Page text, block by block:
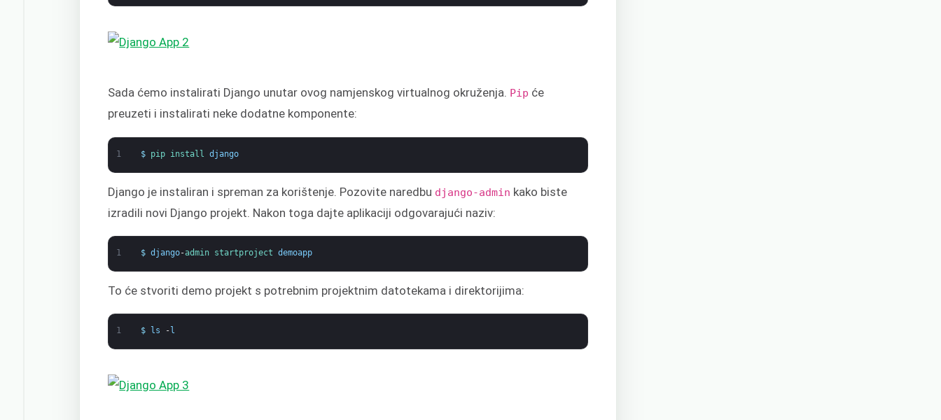
Sada ćemo instalirati Django unutar ovog namjenskog virtualnog okruženja. Pip će
preuzeti i instalirati neke dodatne komponente:
1 $ pip install django
Django je instaliran i spreman za korištenje. Pozovite naredbu django-admin kako biste
izradili novi Django projekt. Nakon toga dajte aplikaciji odgovarajući naziv:
1 $ django-admin startproject demoapp
To će stvoriti demo projekt s potrebnim projektnim datotekama i direktorijima:
1 $ ls - l